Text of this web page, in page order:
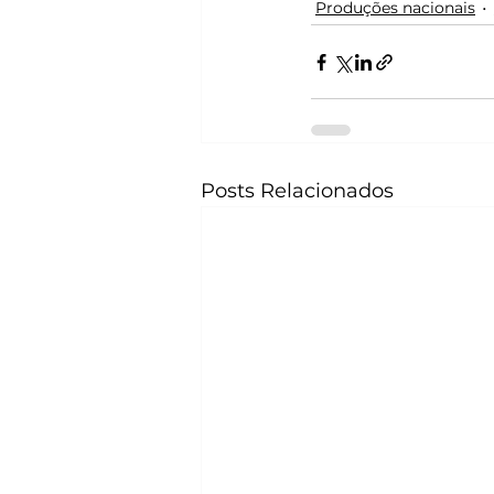
Produções nacionais
Posts Relacionados